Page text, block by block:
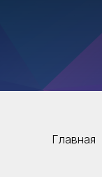
Главная